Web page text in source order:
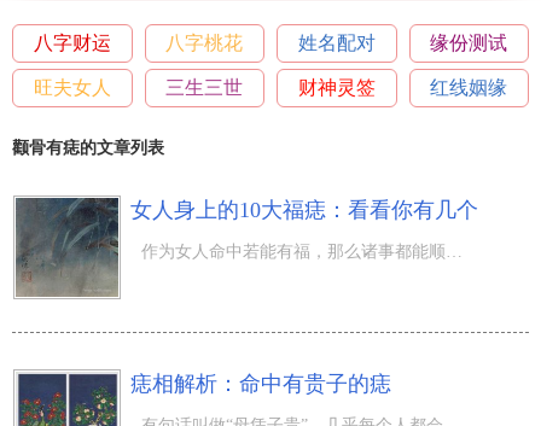
八字财运 八字桃花 姓名配对 缘份测试
旺夫女人 三生三世 财神灵签 红线姻缘
颧骨有痣的文章列表
女人身上的10大福痣：看看你有几个
作为女人命中若能有福，那么诸事都能顺心如意，减少很多生活上的烦恼，若是脸上的痣刚好长在对的位置，也就
痣相解析：命中有贵子的痣